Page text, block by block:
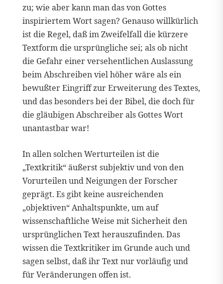
zu; wie aber kann man das von Gottes
inspiriertem Wort sagen? Genauso willkürlich
ist die Regel, daß im Zweifelfall die kürzere
Textform die ursprüngliche sei; als ob nicht
die Gefahr einer versehentlichen Auslassung
beim Abschreiben viel höher wäre als ein
bewußter Eingriff zur Erweiterung des Textes,
und das besonders bei der Bibel, die doch für
die gläubigen Abschreiber als Gottes Wort
unantastbar war!
In allen solchen Werturteilen ist die
„Textkritik“ äußerst subjektiv und von den
Vorurteilen und Neigungen der Forscher
geprägt. Es gibt keine ausreichenden
„objektiven“ Anhaltspunkte, um auf
wissenschaftliche Weise mit Sicherheit den
ursprünglichen Text herauszufinden. Das
wissen die Textkritiker im Grunde auch und
sagen selbst, daß ihr Text nur vorläufig und
für Veränderungen offen ist.